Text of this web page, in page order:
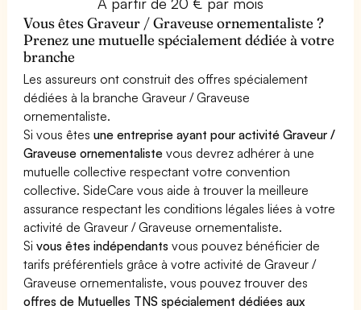
Vous êtes Graveur / Graveuse ornementaliste ?
Prenez une mutuelle spécialement dédiée à votre
branche
Les assureurs ont construit des offres spécialement
dédiées à la branche Graveur / Graveuse
ornementaliste.
Si vous êtesune entreprise ayant pour activité Graveur /
Graveuse ornementaliste vous devrez adhérer à une
mutuelle collective respectant votre convention
collective. SideCare vous aide à trouver la meilleure
assurance respectant les conditions légales liées à votre
activité de Graveur / Graveuse ornementaliste.
Sivous êtes indépendants vous pouvez bénéficier de
tarifs préférentiels grâce à votre activité de Graveur /
Graveuse ornementaliste, vous pouvez trouver des
offres de Mutuelles TNS spécialement dédiées aux